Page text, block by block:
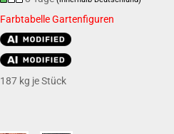
Farbtabelle Gartenfiguren
187 kg je Stück